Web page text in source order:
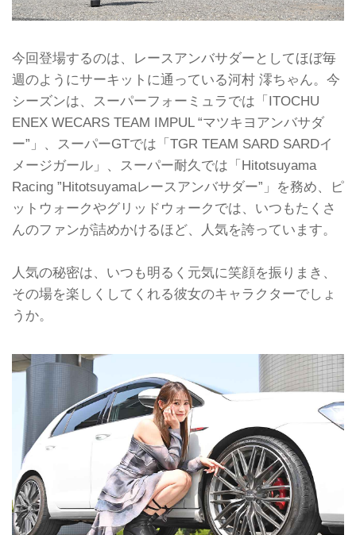
今回登場するのは、レースアンバサダーとしてほぼ毎
週のようにサーキットに通っている河村 澪ちゃん。今
シーズンは、スーパーフォーミュラでは「ITOCHU
ENEX WECARS TEAM IMPUL “マツキヨアンバサダ
ー”」、スーパーGTでは「TGR TEAM SARD SARDイ
メージガール」、スーパー耐久では「Hitotsuyama
Racing ”Hitotsuyamaレースアンバサダー”」を務め、ピ
ットウォークやグリッドウォークでは、いつもたくさ
んのファンが詰めかけるほど、人気を誇っています。
人気の秘密は、いつも明るく元気に笑顔を振りまき、
その場を楽しくしてくれる彼女のキャラクターでしょ
うか。